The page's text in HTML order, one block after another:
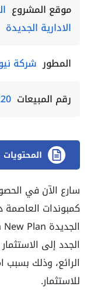
موقع المشروع
الادارية الجديدة
المطور شركة
رقم المبيعات
المحتويات
سارع الآن في
كمبوندات العاصمة
الجديدة New Plan
الجدد إلى
الرائع، وذلك
للاستثمار.